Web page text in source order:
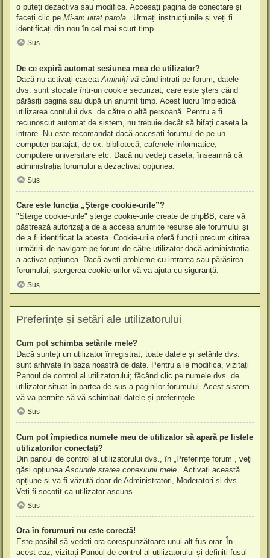
o puteți dezactiva sau modifica. Accesați pagina de conectare și
faceți clic pe Mi-am uitat parola
. Urmați instrucțiunile și veți fi
identificați din nou în cel mai scurt timp.
Sus
De ce expiră automat sesiunea mea de utilizator?
Dacă nu activați caseta Amintiți-vă când intrați pe forum, datele
dvs. sunt stocate într-un cookie securizat, care este șters când
părăsiți pagina sau după un anumit timp. Acest lucru împiedică
utilizarea contului dvs. de către o altă persoană. Pentru a fi
recunoscut automat de sistem, nu trebuie decât să bifați caseta la
intrare. Nu este recomandat dacă accesați forumul de pe un
computer partajat, de ex. bibliotecă, cafenele informatice,
computere universitare etc. Dacă nu vedeți caseta, înseamnă că
administrația forumului a dezactivat opțiunea.
Sus
Care este funcția „Șterge cookie-urile”?
"Șterge cookie-urile" șterge cookie-urile create de phpBB, care vă
păstrează autorizația de a accesa anumite resurse ale forumului și
de a fi identificat la acesta. Cookie-urile oferă funcții precum citirea
urmăririi de navigare pe forum de către utilizator dacă administrația
a activat opțiunea. Dacă aveți probleme cu intrarea sau părăsirea
forumului, ștergerea cookie-urilor vă va ajuta cu siguranță.
Sus
Preferințe și setări ale utilizatorului
Cum pot schimba setările mele?
Dacă sunteți un utilizator înregistrat, toate datele și setările dvs.
sunt arhivate în baza noastră de date. Pentru a le modifica, vizitați
Panoul de control al utilizatorului; făcând clic pe numele dvs. de
utilizator situat în partea de sus a paginilor forumului. Acest sistem
vă va permite să vă schimbați datele și preferințele.
Sus
Cum pot împiedica numele meu de utilizator să apară pe listele
utilizatorilor conectați?
Din panoul de control al utilizatorului dvs., în „Preferințe forum”, veți
găsi opțiunea Ascunde starea conexiunii mele
. Activați această
opțiune și va fi văzută doar de Administratori, Moderatori și dvs.
Veți fi socotit ca utilizator ascuns.
Sus
Ora în forumuri nu este corectă!
Este posibil să vedeți ora corespunzătoare unui alt fus orar. În
acest caz, vizitați Panoul de control al utilizatorului și definiți fusul